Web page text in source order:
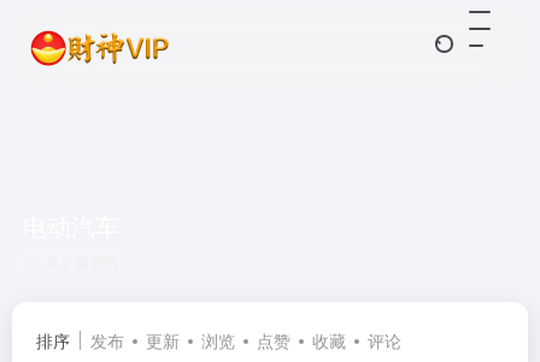
排序 发布 更新 浏览 点赞 收藏 评论